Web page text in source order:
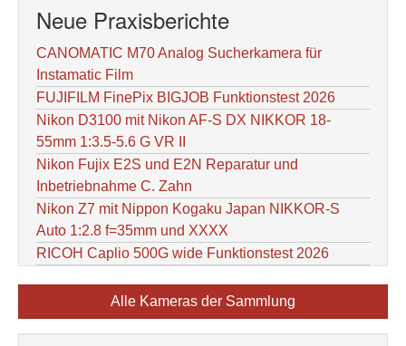
Neue Praxisberichte
CANOMATIC M70 Analog Sucherkamera für
Instamatic Film
FUJIFILM FinePix BIGJOB Funktionstest 2026
Nikon D3100 mit Nikon AF-S DX NIKKOR 18-
55mm 1:3.5-5.6 G VR II
Nikon Fujix E2S und E2N Reparatur und
Inbetriebnahme C. Zahn
Nikon Z7 mit Nippon Kogaku Japan NIKKOR-S
Auto 1:2.8 f=35mm und XXXX
RICOH Caplio 500G wide Funktionstest 2026
Alle Kameras der Sammlung